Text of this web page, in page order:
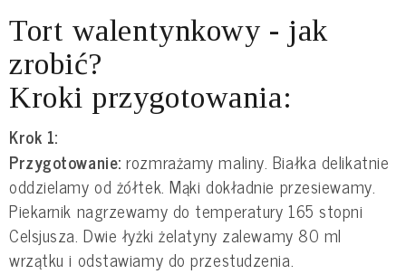
Tort walentynkowy - jak
zrobić?
Kroki przygotowania:
Krok 1:
Przygotowanie:rozmrażamy maliny. Białka delikatnie
oddzielamy od żółtek. Mąki dokładnie przesiewamy.
Piekarnik nagrzewamy do temperatury 165 stopni
Celsjusza. Dwie łyżki żelatyny zalewamy 80 ml
wrzątku i odstawiamy do przestudzenia.